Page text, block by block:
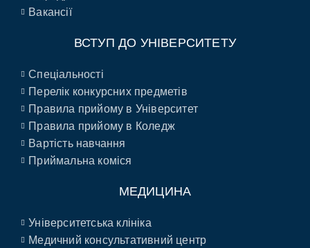
Вакансії
ВСТУП ДО УНІВЕРСИТЕТУ
Спеціальності
Перелік конкурсних предметів
Правила прийому в Університет
Правила прийому в Коледж
Вартість навчання
Приймальна коміся
МЕДИЦИНА
Університетська клініка
Медичний консультативний центр